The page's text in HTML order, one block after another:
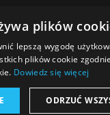
plików
lepszą wygodę
plików cookie
Dowiedz się więcej
ODRZUĆ